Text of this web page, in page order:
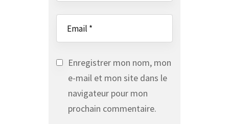
Enregistrer mon nom, mon
e-mail et mon site dans le
navigateur pour mon
prochain commentaire.